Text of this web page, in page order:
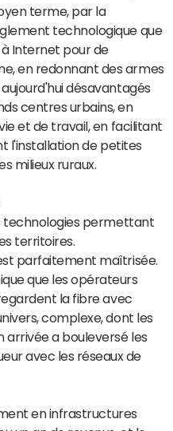
terme, par la
technologique que
Internet pour de
en redonnant des armes
désavantagés
centres urbains, en
et de travail, en facilitant
l'installation de petites
milieux ruraux.
technologies permettant
territoires.
parfaitement maîtrisée.
que les opérateurs
la fibre avec
complexe, dont les
arrivée a bouleversé les
avec les réseaux de
en infrastructures